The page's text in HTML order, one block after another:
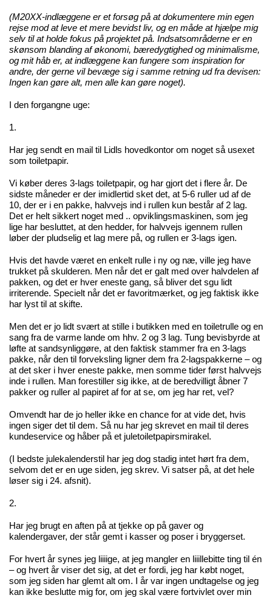
(M20XX-indlæggene er et forsøg på at dokumentere min egen
rejse mod at leve et mere bevidst liv, og en måde at hjælpe mig
selv til at holde fokus på projektet på. Indsatsområderne er en
skønsom blanding af økonomi, bæredygtighed og minimalisme,
og mit håb er, at indlæggene kan fungere som inspiration for
andre, der gerne vil bevæge sig i samme retning ud fra devisen:
Ingen kan gøre alt, men alle kan gøre noget).
I den forgangne uge:
1.
Har jeg sendt en mail til Lidls hovedkontor om noget så usexet
som toiletpapir.
Vi køber deres 3-lags toiletpapir, og har gjort det i flere år. De
sidste måneder er der imidlertid sket det, at 5-6 ruller ud af de
10, der er i en pakke, halvvejs ind i rullen kun består af 2 lag.
Det er helt sikkert noget med .. opviklingsmaskinen, som jeg
lige har besluttet, at den hedder, for halvvejs igennem rullen
løber der pludselig et lag mere på, og rullen er 3-lags igen.
Hvis det havde været en enkelt rulle i ny og næ, ville jeg have
trukket på skulderen. Men når det er galt med over halvdelen af
pakken, og det er hver eneste gang, så bliver det sgu lidt
irriterende. Specielt når det er favoritmærket, og jeg faktisk ikke
har lyst til at skifte.
Men det er jo lidt svært at stille i butikken med en toiletrulle og en
sang fra de varme lande om hhv. 2 og 3 lag. Tung bevisbyrde at
løfte at sandsynliggøre, at den faktisk stammer fra en 3-lags
pakke, når den til forveksling ligner dem fra 2-lagspakkerne – og
at det sker i hver eneste pakke, men somme tider først halvvejs
inde i rullen. Man forestiller sig ikke, at de beredvilligt åbner 7
pakker og ruller al papiret af for at se, om jeg har ret, vel?
Omvendt har de jo heller ikke en chance for at vide det, hvis
ingen siger det til dem. Så nu har jeg skrevet en mail til deres
kundeservice og håber på et juletoiletpapirsmirakel.
(I bedste julekalenderstil har jeg dog stadig intet hørt fra dem,
selvom det er en uge siden, jeg skrev. Vi satser på, at det hele
løser sig i 24. afsnit).
2.
Har jeg brugt en aften på at tjekke op på gaver og
kalendergaver, der står gemt i kasser og poser i bryggerset.
For hvert år synes jeg liiiige, at jeg mangler en liiillebitte ting til én
– og hvert år viser det sig, at det er fordi, jeg har købt noget,
som jeg siden har glemt alt om. I år var ingen undtagelse og jeg
kan ikke beslutte mig for, om jeg skal være fortvivlet over min